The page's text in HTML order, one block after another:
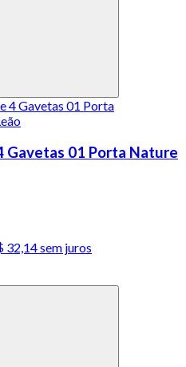
Gavetas 01 Porta Nature
32,14 sem juros